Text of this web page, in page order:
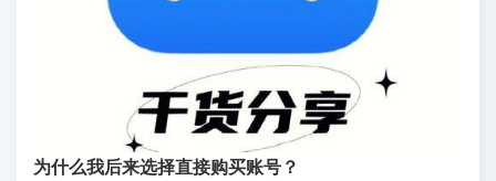
为什么我后来选择直接购买账号？